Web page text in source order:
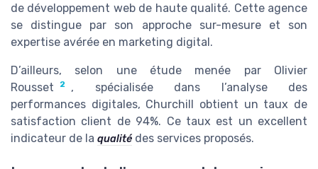
de développement web de haute qualité. Cette agence
se distingue par son approche sur-mesure et son
expertise avérée en marketing digital.
D’ailleurs, selon une étude menée par Olivier
Rousset
2
, spécialisée dans l’analyse des
performances digitales, Churchill obtient un taux de
satisfaction client de 94%. Ce taux est un excellent
indicateur de la qualité des services proposés.